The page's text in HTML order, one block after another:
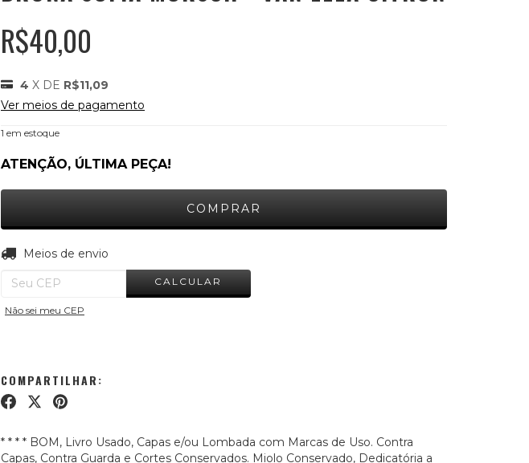
R$40,00
4 X DE R$11,09
Ver meios de pagamento
1 em estoque
ATENÇÃO, ÚLTIMA PEÇA!
Entregas para o CEP:
Meios de envio
CALCULAR
Não sei meu CEP
COMPARTILHAR:
* * * * BOM, Livro Usado, Capas e/ou Lombada com Marcas de Uso. Contra
Capas, Contra Guarda e Cortes Conservados. Miolo Conservado, Dedicatória a